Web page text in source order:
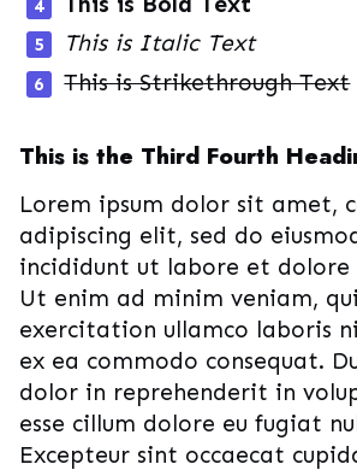
This is Italic Text
This is Strikethrough Text
This is the Third Fourth
Lorem ipsum dolor sit amet,
adipiscing elit, sed do
incididunt ut labore et dolore
Ut enim ad minim veniam,
exercitation ullamco laboris
ex ea commodo consequat.
dolor in reprehenderit in
esse cillum dolore eu fugiat
Excepteur sint occaecat